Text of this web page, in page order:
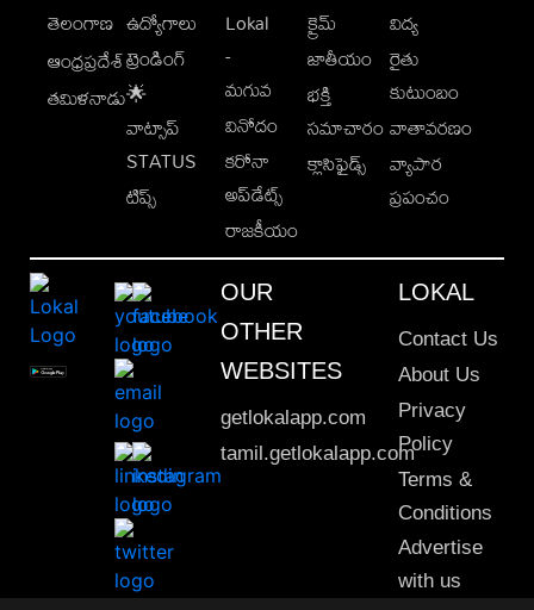
తెలంగాణ
ఆంధ్రప్రదేశ్
తమిళనాడు
ఉద్యోగాలు
ట్రెండింగ్
🌟
వాట్సాప్
STATUS
టిప్స్
Lokal
-
మగువ
వినోదం
కరోనా
అప్‌డేట్స్
రాజకీయం
క్రైమ్
జాతీయం
భక్తి
సమాచారం
క్లాసిఫైడ్స్
విద్య
రైతు
కుటుంబం
వాతావరణం
వ్యాపార
ప్రపంచం
OUR
OTHER
WEBSITES
getlokalapp.com
tamil.getlokalapp.com
LOKAL
Contact Us
About Us
Privacy
Policy
Terms &
Conditions
Advertise
with us